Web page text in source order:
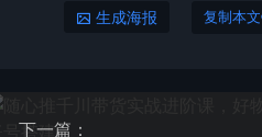
生成海报 复制本
下一篇：